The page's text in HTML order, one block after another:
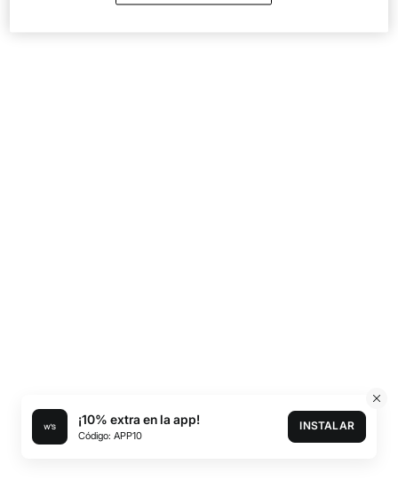
¡10% extra en la app!
Código: APP10
INSTALAR